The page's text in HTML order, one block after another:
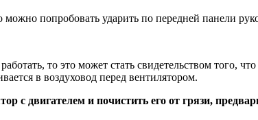
попробовать ударить по передней панели
то это может стать свидетельством того,
в воздуховод перед вентилятором.
с двигателем и почистить его от грязи,